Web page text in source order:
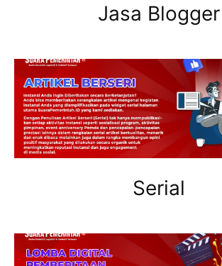
Jasa Blogger
Serial